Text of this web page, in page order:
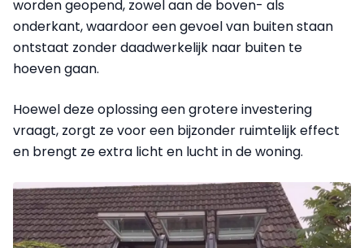
worden geopend, zowel aan de boven- als
onderkant, waardoor een gevoel van buiten staan
ontstaat zonder daadwerkelijk naar buiten te
hoeven gaan.
Hoewel deze oplossing een grotere investering
vraagt, zorgt ze voor een bijzonder ruimtelijk effect
en brengt ze extra licht en lucht in de woning.